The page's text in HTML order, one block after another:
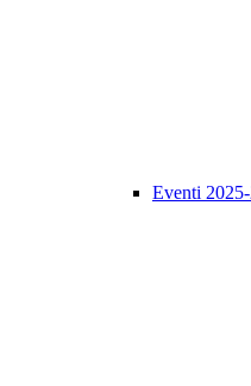
Eventi